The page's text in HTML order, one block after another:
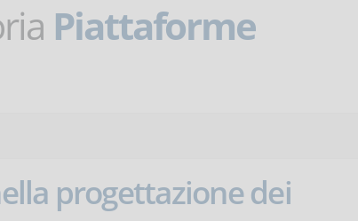
Piattaforme
progettazione dei